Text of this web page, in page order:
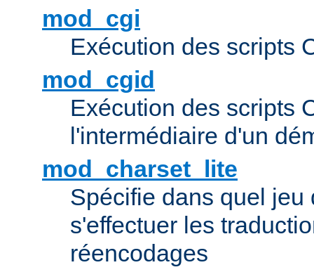
mod_cgi
Exécution des scripts
mod_cgid
Exécution des scripts
l'intermédiaire d'un
mod_charset_lite
Spécifie dans quel jeu
s'effectuer les
réencodages